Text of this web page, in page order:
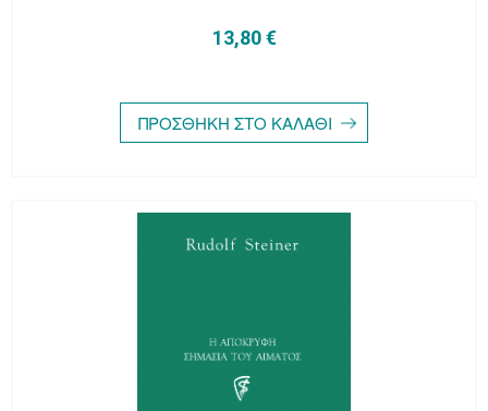
13,80 €